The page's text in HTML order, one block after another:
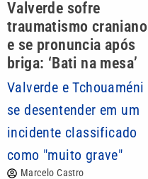
Valverde sofre
traumatismo craniano
e se pronuncia após
briga: ‘Bati na mesa’
Valverde e Tchouaméni
se desentender em um
incidente classificado
como "muito grave"
Marcelo Castro